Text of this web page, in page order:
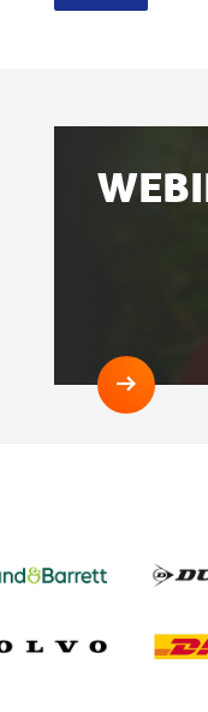
aan
Webinars